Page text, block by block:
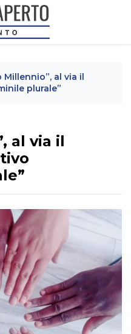
Millennio”, al via il
plurale”
al via il